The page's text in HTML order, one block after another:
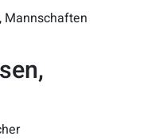
Mannschaften